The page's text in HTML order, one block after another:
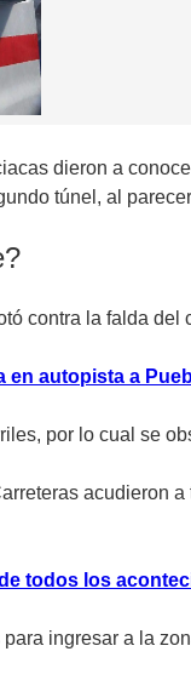
dieron a
túnel, al
contra la falda
en autopista a
por lo cual se
acudieron
todos los
ingresar a la